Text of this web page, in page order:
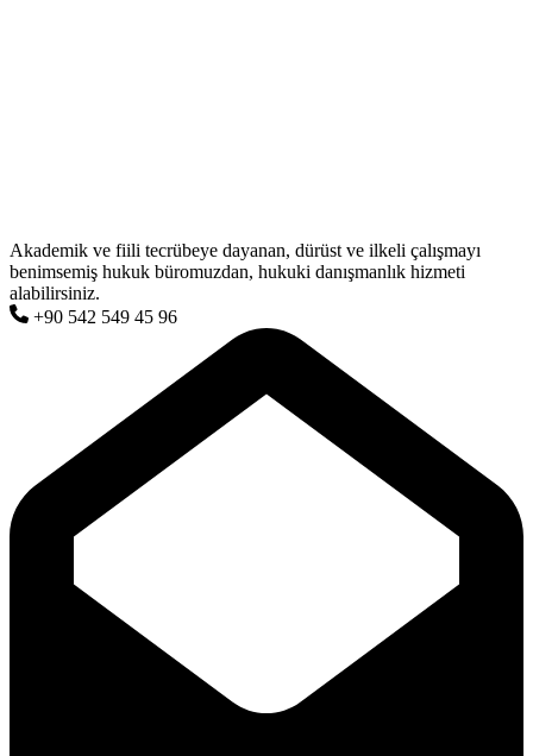
Akademik ve fiili tecrübeye dayanan, dürüst ve ilkeli çalışmayı
benimsemiş hukuk büromuzdan, hukuki danışmanlık hizmeti
alabilirsiniz.
+90 542 549 45 96